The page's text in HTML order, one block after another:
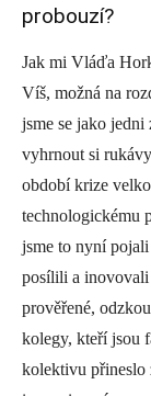
probouzí?
Jak mi Vláďa
Víš, možná na
jsme se jako jedni
vyhrnout si
období krize
technologickému
jsme to nyní
posílili a inovovali
prověřené,
kolegy, kteří jsou
kolektivu přineslo